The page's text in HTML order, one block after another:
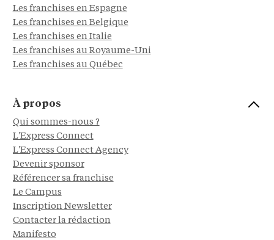
Les franchises en Espagne
Les franchises en Belgique
Les franchises en Italie
Les franchises au Royaume-Uni
Les franchises au Québec
À propos
Qui sommes-nous ?
L'Express Connect
L'Express Connect Agency
Devenir sponsor
Référencer sa franchise
Le Campus
Inscription Newsletter
Contacter la rédaction
Manifesto